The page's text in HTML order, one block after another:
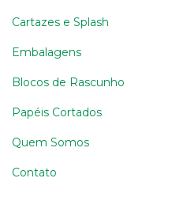
Cartazes e Splash
Embalagens
Blocos de Rascunho
Papéis Cortados
Quem Somos
Contato